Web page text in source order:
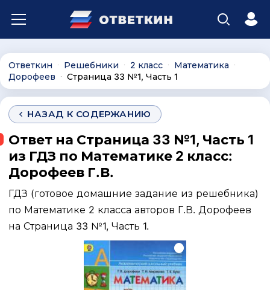
Ответкин ∙ Решебники ∙ 2 класс ∙ Математика ∙
Дорофеев ∙ Страница 33 №1, Часть 1
НАЗАД К СОДЕРЖАНИЮ
Ответ на Страница 33 №1, Часть 1
из ГДЗ по Математике 2 класс:
Дорофеев Г.В.
ГДЗ (готовое домашние задание из решебника)
по Математике 2 класса авторов Г.В. Дорофеев
на Страница 33 №1, Часть 1.